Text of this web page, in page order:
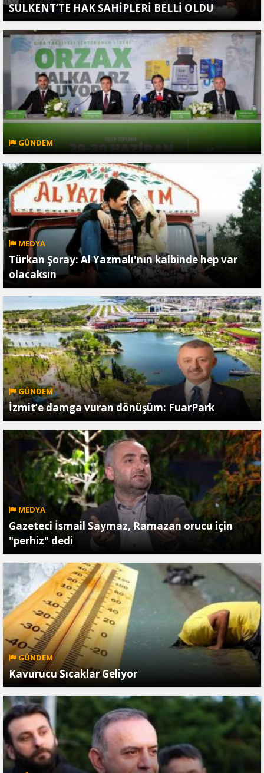
SULKENT’TE HAK SAHİPLERİ BELLİ OLDU
GÜNDEM
MEDYA
Türkan Şoray: Al Yazmalı'nın kalbinde hep var
olacaksın
GÜNDEM
İzmit’e damga vuran dönüşüm: FuarPark
MEDYA
Gazeteci İsmail Saymaz, Ramazan orucu için
"perhiz" dedi
GÜNDEM
Kavurucu Sıcaklar Geliyor